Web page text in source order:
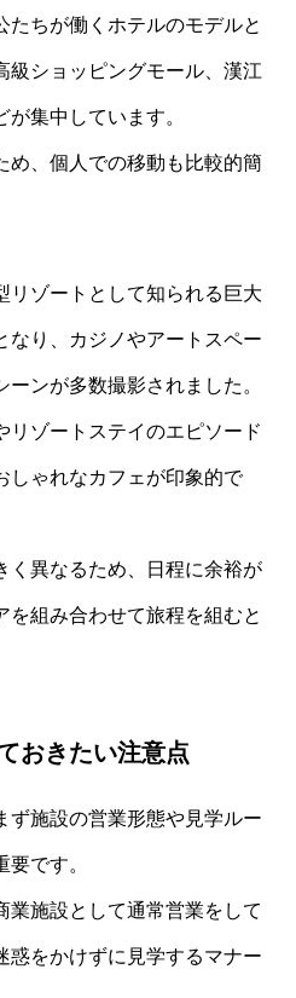
たちが働くホテルのモデルと
級ショッピングモール、漢江
集中しています。
め、個人での移動も比較的簡
リゾートとして知られる巨大
なり、カジノやアートスペー
ンが多数撮影されました。
リゾートステイのエピソード
しゃれなカフェが印象的で
く異なるため、日程に余裕が
を組み合わせて旅程を組むと
おきたい注意点
ず施設の営業形態や見学ルー
です。
業施設として通常営業をして
惑をかけずに見学するマナー